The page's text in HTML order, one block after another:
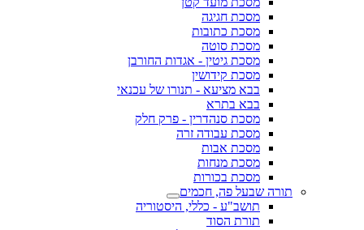
מסכת חגיגה
מסכת כתובות
מסכת סוטה
מסכת גיטין - אגדות החורבן
מסכת קידושין
בבא מציעא - תנורו של עכנאי
בבא בתרא
מסכת סנהדרין - פרק חלק
מסכת עבודה זרה
מסכת אבות
מסכת מנחות
מסכת בכורות
תורה שבעל פה, חכמים
תושב"ע - כללי, היסטוריה
תורת הסוד